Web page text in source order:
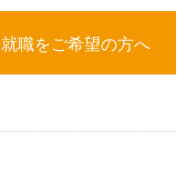
就職をご希望の方へ